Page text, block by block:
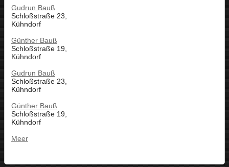
Gudrun Bauß
Schloßstraße 23,
Kühndorf
Günther Bauß
Schloßstraße 19,
Kühndorf
Gudrun Bauß
Schloßstraße 23,
Kühndorf
Günther Bauß
Schloßstraße 19,
Kühndorf
Meer